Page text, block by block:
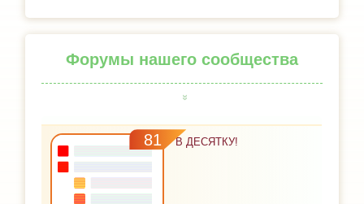
Форумы нашего сообщества
81 В ДЕСЯТКУ!